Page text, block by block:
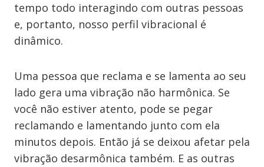
tempo todo interagindo com outras pessoas
e, portanto, nosso perfil vibracional é
dinâmico.
Uma pessoa que reclama e se lamenta ao seu
lado gera uma vibração não harmônica. Se
você não estiver atento, pode se pegar
reclamando e lamentando junto com ela
minutos depois. Então já se deixou afetar pela
vibração desarmônica também. E as outras